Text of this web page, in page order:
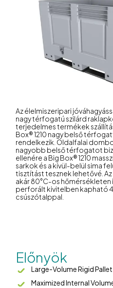
Az élelmiszeripari
nagy térfogatú szilárd
terjedelmes termékek
Box® 1210 nagy belső
rendelkezik. Oldalfalai
nagyobb belső térfogatot
ellenére a Big Box® 1210
sarkok és a kívül-belül sima
tisztítást tesznek lehetővé.
akár 80°C-os hőmérsékleten
perforált kivitelben kapható
csúszótalppal.
Előnyök
Large-Volume Rigid
Maximized Internal